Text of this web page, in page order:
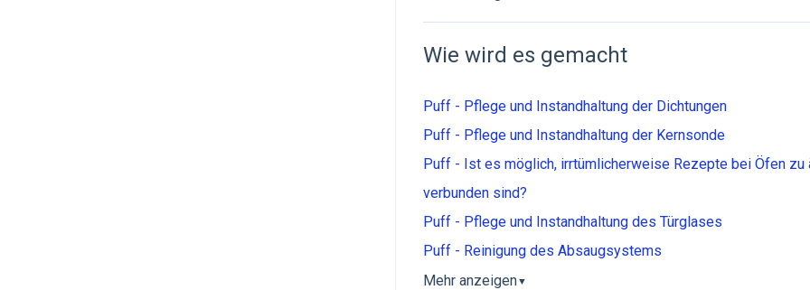
Wie wird es gemacht
Puff - Pflege und Instandhaltung der Dichtungen
Puff - Pflege und Instandhaltung der Kernsonde
Puff - Ist es möglich, irrtümlicherweise Rezepte bei Öfen zu
verbunden sind?
Puff - Pflege und Instandhaltung des Türglases
Puff - Reinigung des Absaugsystems
Mehr anzeigen▼